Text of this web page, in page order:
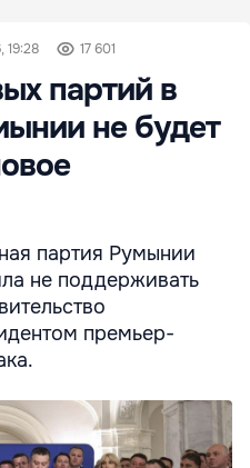
19:28 17 601
партий в
не будет
партия Румынии
не поддерживать
премьер-